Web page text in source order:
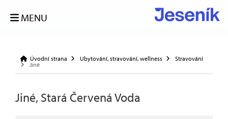
MENU
Úvodní strana Ubytování, stravování, wellness
Stravování
Jiné
Jiné, Stará Červená Voda